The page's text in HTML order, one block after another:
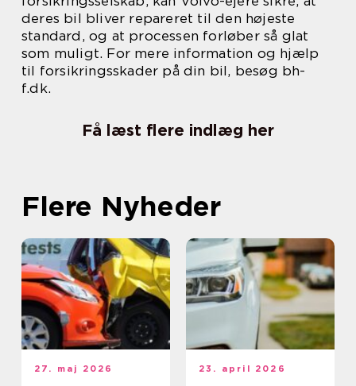
deres bil bliver repareret til den højeste
standard, og at processen forløber så glat
som muligt. For mere information og hjælp
til forsikringsskader på din bil, besøg bh-
f.dk.
Få læst flere indlæg her
Flere Nyheder
27. maj 2026 23. april 2026